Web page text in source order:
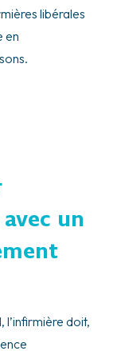
libérales
en
un
l’infirmière doit,